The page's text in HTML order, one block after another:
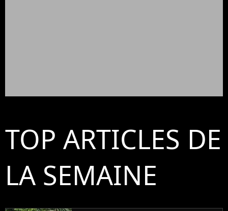
TOP ARTICLES DE
LA SEMAINE